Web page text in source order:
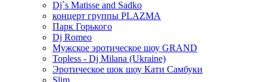
Dj`s Matisse and Sadko
концерт группы PLAZMA
Парк Горького
Dj Romeo
Мужское эротическое шоу GRAND
Topless - Dj Milana (Ukraine)
Эротическое шок шоу Кати Самбуки
Slim